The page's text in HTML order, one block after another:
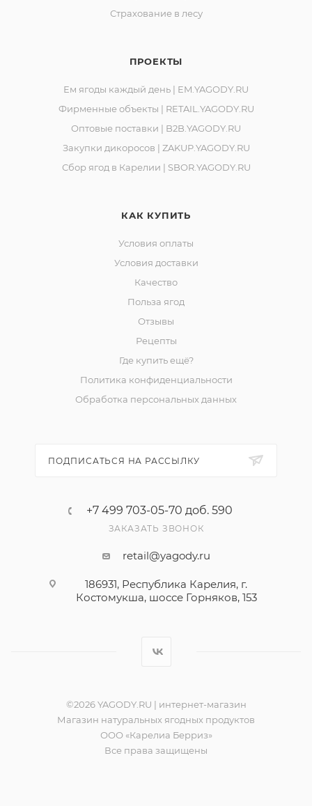
Страхование в лесу
ПРОЕКТЫ
Ем ягоды каждый день | EM.YAGODY.RU
Фирменные объекты | RETAIL.YAGODY.RU
Оптовые поставки | B2B.YAGODY.RU
Закупки дикоросов | ZAKUP.YAGODY.RU
Сбор ягод в Карелии | SBOR.YAGODY.RU
КАК КУПИТЬ
Условия оплаты
Условия доставки
Качество
Польза ягод
Отзывы
Рецепты
Где купить ещё?
Политика конфиденциальности
Обработка персональных данных
ПОДПИСАТЬСЯ НА РАССЫЛКУ
+7 499 703-05-70 доб. 590
ЗАКАЗАТЬ ЗВОНОК
retail@yagody.ru
186931, Республика Карелия, г.
Костомукша, шоссе Горняков, 153
©2026 YAGODY.RU | интернет-магазин
Магазин натуральных ягодных продуктов
ООО «Карелиа Берриз»
Все права защищены